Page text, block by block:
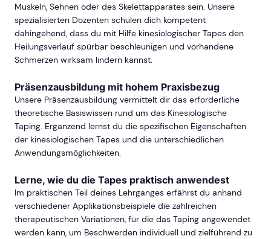
Muskeln, Sehnen oder des Skelettapparates sein. Unsere
spezialisierten Dozenten schulen dich kompetent
dahingehend, dass du mit Hilfe kinesiologischer Tapes den
Heilungsverlauf spürbar beschleunigen und vorhandene
Schmerzen wirksam lindern kannst.
Präsenzausbildung mit hohem Praxisbezug
Unsere Präsenzausbildung vermittelt dir das erforderliche
theoretische Basiswissen rund um das Kinesiologische
Taping. Ergänzend lernst du die spezifischen Eigenschaften
der kinesiologischen Tapes und die unterschiedlichen
Anwendungsmöglichkeiten.
Lerne, wie du die Tapes praktisch anwendest
Im praktischen Teil deines Lehrganges erfährst du anhand
verschiedener Applikationsbeispiele die zahlreichen
therapeutischen Variationen, für die das Taping angewendet
werden kann, um Beschwerden individuell und zielführend zu